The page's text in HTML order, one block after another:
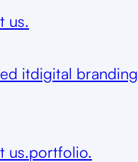
us.
itdigital branding
us.portfolio.